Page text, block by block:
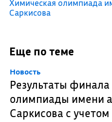
Химическая олимпиада
Саркисова
Еще по теме
Новость
Результаты
олимпиады имени
Саркисова с